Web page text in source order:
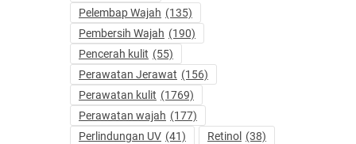
Pelembap Wajah (135)
Pembersih Wajah (190)
Pencerah kulit (55)
Perawatan Jerawat (156)
Perawatan kulit (1769)
Perawatan wajah (177)
Perlindungan UV (41) Retinol (38)